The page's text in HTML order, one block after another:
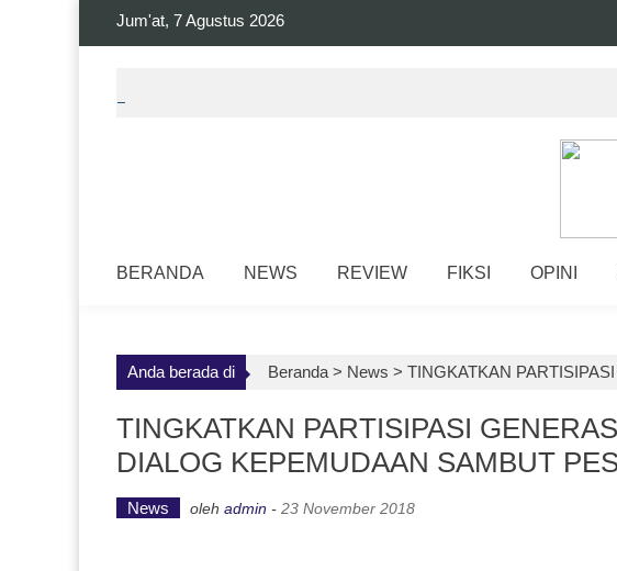
Jum'at, 7 Agustus 2026
BERANDA NEWS REVIEW FIKSI OPINI
Anda berada di Beranda > News > TINGKATKAN
TINGKATKAN PARTISIPASI
DIALOG KEPEMUDAAN SAMBUT
News oleh admin - 23 November 2018